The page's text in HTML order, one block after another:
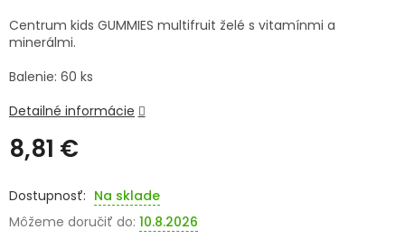
SENIORI
Prihlásenie
8,81 €
cena:
Na sklade
Môžeme doručiť do: 10.8.2026
Centrum kids GUMMIES multifruit želé s vitamínmi a
minerálmi.
Balenie: 60 ks
Detailné informácie